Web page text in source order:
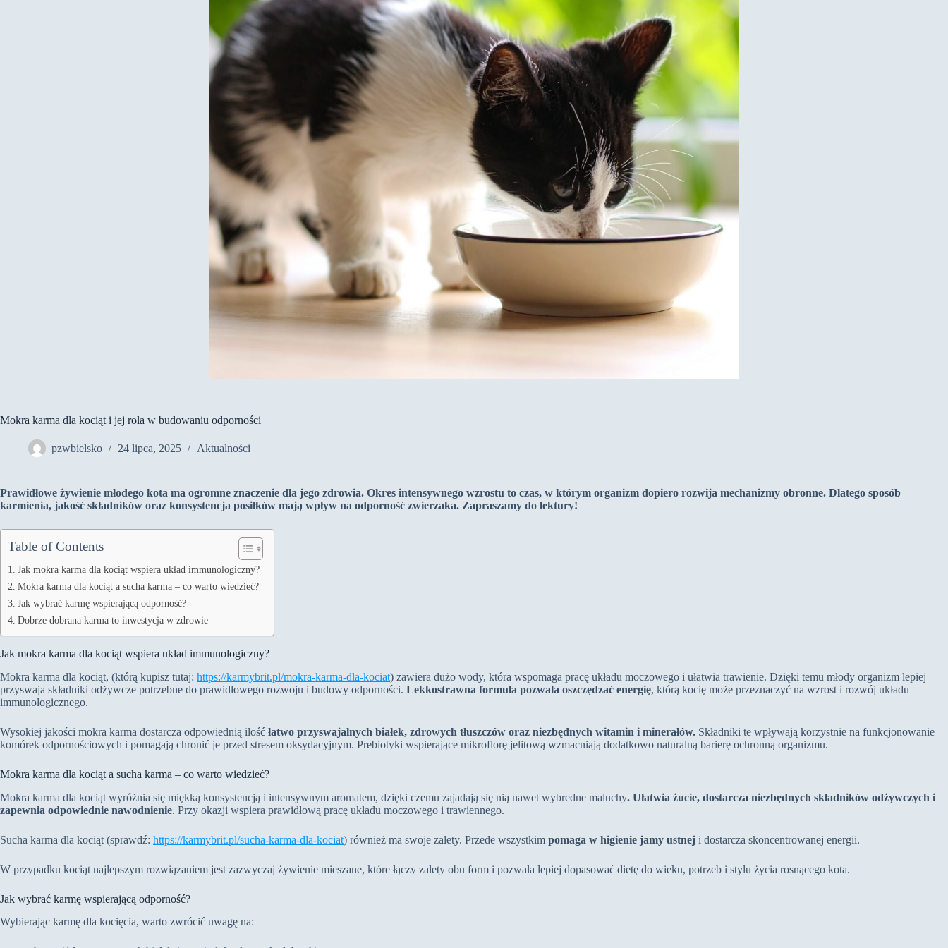
Mokra karma dla kociąt i jej rola w budowaniu odporności
pzwbielsko 24 lipca, 2025 Aktualności
Prawidłowe żywienie młodego kota ma ogromne znaczenie dla jego zdrowia. Okres intensywnego wzrostu to czas, w którym organizm dopiero rozwija mechanizmy obronne. Dlatego sposób
karmienia, jakość składników oraz konsystencja posiłków mają wpływ na odporność zwierzaka. Zapraszamy do lektury!
Table of Contents
Jak mokra karma dla kociąt wspiera układ immunologiczny?
Mokra karma dla kociąt a sucha karma – co warto wiedzieć?
Jak wybrać karmę wspierającą odporność?
Dobrze dobrana karma to inwestycja w zdrowie
Jak mokra karma dla kociąt wspiera układ immunologiczny?
Mokra karma dla kociąt, (którą kupisz tutaj: https://karmybrit.pl/mokra-karma-dla-kociat) zawiera dużo wody, która wspomaga pracę układu moczowego i ułatwia trawienie. Dzięki temu młody organizm lepiej
przyswaja składniki odżywcze potrzebne do prawidłowego rozwoju i budowy odporności. Lekkostrawna formuła pozwala oszczędzać energię, którą kocię może przeznaczyć na wzrost i rozwój układu
immunologicznego.
Wysokiej jakości mokra karma dostarcza odpowiednią ilość łatwo przyswajalnych białek, zdrowych tłuszczów oraz niezbędnych witamin i minerałów. Składniki te wpływają korzystnie na funkcjonowanie
komórek odpornościowych i pomagają chronić je przed stresem oksydacyjnym. Prebiotyki wspierające mikroflorę jelitową wzmacniają dodatkowo naturalną barierę ochronną organizmu.
Mokra karma dla kociąt a sucha karma – co warto wiedzieć?
Mokra karma dla kociąt wyróżnia się miękką konsystencją i intensywnym aromatem, dzięki czemu zajadają się nią nawet wybredne maluchy. Ułatwia żucie, dostarcza niezbędnych składników odżywczych i
zapewnia odpowiednie nawodnienie. Przy okazji wspiera prawidłową pracę układu moczowego i trawiennego.
Sucha karma dla kociąt (sprawdź: https://karmybrit.pl/sucha-karma-dla-kociat) również ma swoje zalety. Przede wszystkim pomaga w higienie jamy ustnej i dostarcza skoncentrowanej energii.
W przypadku kociąt najlepszym rozwiązaniem jest zazwyczaj żywienie mieszane, które łączy zalety obu form i pozwala lepiej dopasować dietę do wieku, potrzeb i stylu życia rosnącego kota.
Jak wybrać karmę wspierającą odporność?
Wybierając karmę dla kocięcia, warto zwrócić uwagę na: